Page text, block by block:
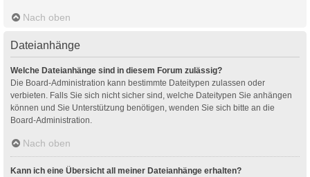
Nach oben
Dateianhänge
Welche Dateianhänge sind in diesem Forum zulässig?
Die Board-Administration kann bestimmte Dateitypen zulassen oder
verbieten. Falls Sie sich nicht sicher sind, welche Dateitypen Sie anhängen
können und Sie Unterstützung benötigen, wenden Sie sich bitte an die
Board-Administration.
Nach oben
Kann ich eine Übersicht all meiner Dateianhänge erhalten?